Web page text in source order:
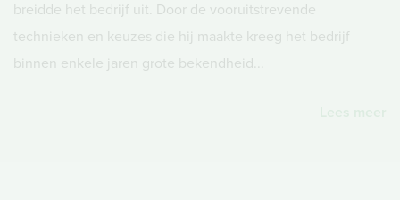
breidde het bedrijf uit. Door de vooruitstrevende
technieken en keuzes die hij maakte kreeg het bedrijf
binnen enkele jaren grote bekendheid...